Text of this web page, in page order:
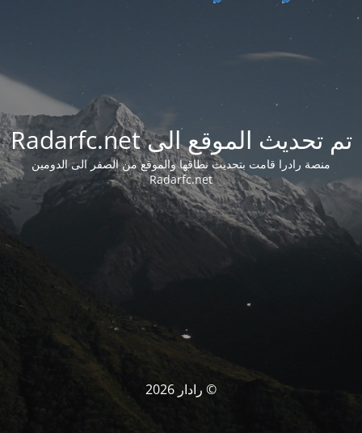
تم تحديث الموقع الى Radarfc.net
منصة رادرا قامت بتحديث نطاقها والموقع من الصفر الى الدومين
Radarfc.net
© رادار 2026